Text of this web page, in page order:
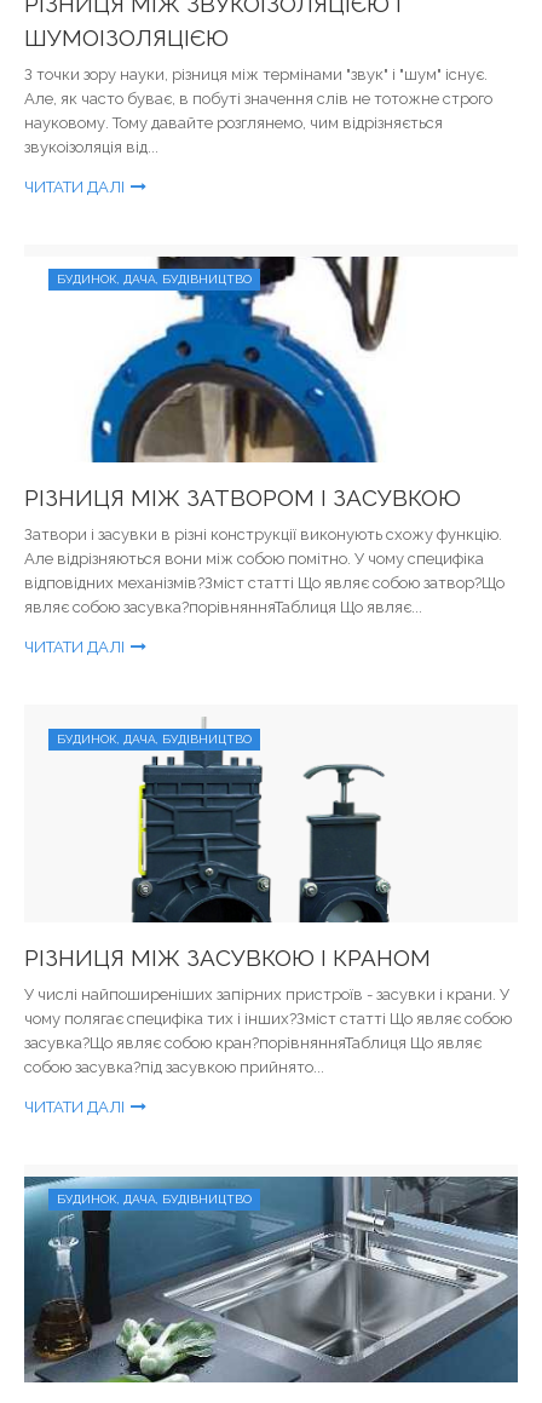
ШУМОІЗОЛЯЦІЄЮ
З точки зору науки, різниця між термінами "звук" і "шум" існує.
Але, як часто буває, в побуті значення слів не тотожне строго
науковому. Тому давайте розглянемо, чим відрізняється
звукоізоляція від...
ЧИТАТИ ДАЛІ
БУДИНОК, ДАЧА, БУДІВНИЦТВО
РІЗНИЦЯ МІЖ ЗАТВОРОМ І ЗАСУВКОЮ
Затвори і засувки в різні конструкції виконують схожу функцію.
Але відрізняються вони між собою помітно. У чому специфіка
відповідних механізмів?Зміст статті Що являє собою затвор?Що
являє собою засувка?порівнянняТаблиця Що являє...
ЧИТАТИ ДАЛІ
БУДИНОК, ДАЧА, БУДІВНИЦТВО
РІЗНИЦЯ МІЖ ЗАСУВКОЮ І КРАНОМ
У числі найпоширеніших запірних пристроїв - засувки і крани. У
чому полягає специфіка тих і інших?Зміст статті Що являє собою
засувка?Що являє собою кран?порівнянняТаблиця Що являє
собою засувка?під засувкою прийнято...
ЧИТАТИ ДАЛІ
БУДИНОК, ДАЧА, БУДІВНИЦТВО